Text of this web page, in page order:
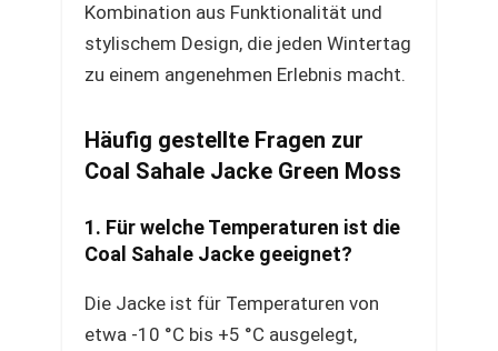
Kombination aus Funktionalität und
stylischem Design, die jeden Wintertag
zu einem angenehmen Erlebnis macht.
Häufig gestellte Fragen zur
Coal Sahale Jacke Green Moss
1. Für welche Temperaturen ist die
Coal Sahale Jacke geeignet?
Die Jacke ist für Temperaturen von
etwa -10 °C bis +5 °C ausgelegt,